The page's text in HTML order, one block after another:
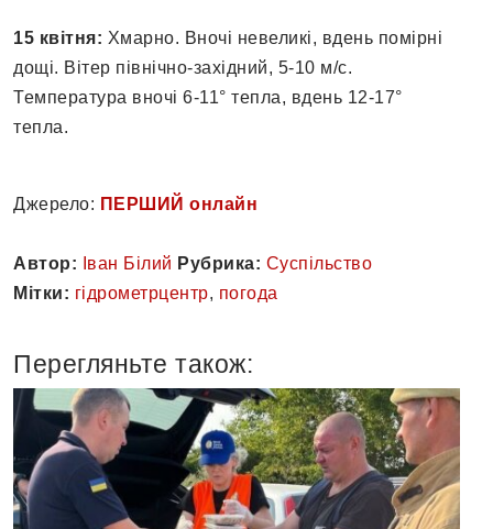
15 квітня: Хмарно. Вночі невеликі, вдень помірні
дощі. Вітер північно-західний, 5-10 м/с.
Температура вночі 6-11° тепла, вдень 12-17°
тепла.
Джерело: ПЕРШИЙ онлайн
Автор: Іван Білий Рубрика: Суспільство
Мітки: гідрометрцентр, погода
Перегляньте також: